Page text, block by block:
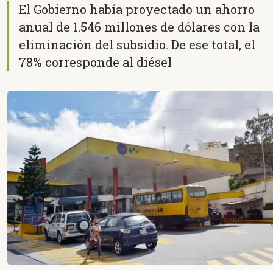
El Gobierno había proyectado un ahorro
anual de 1.546 millones de dólares con la
eliminación del subsidio. De ese total, el
78% corresponde al diésel